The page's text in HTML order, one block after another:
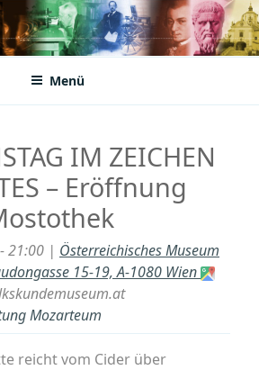
Scientific Societies
Menü
IM ZEICHEN
– Eröffnung
21:00 | Österreichisches Museum
15-19, A-1080 Wien
Mozarteum
reicht vom Cider über